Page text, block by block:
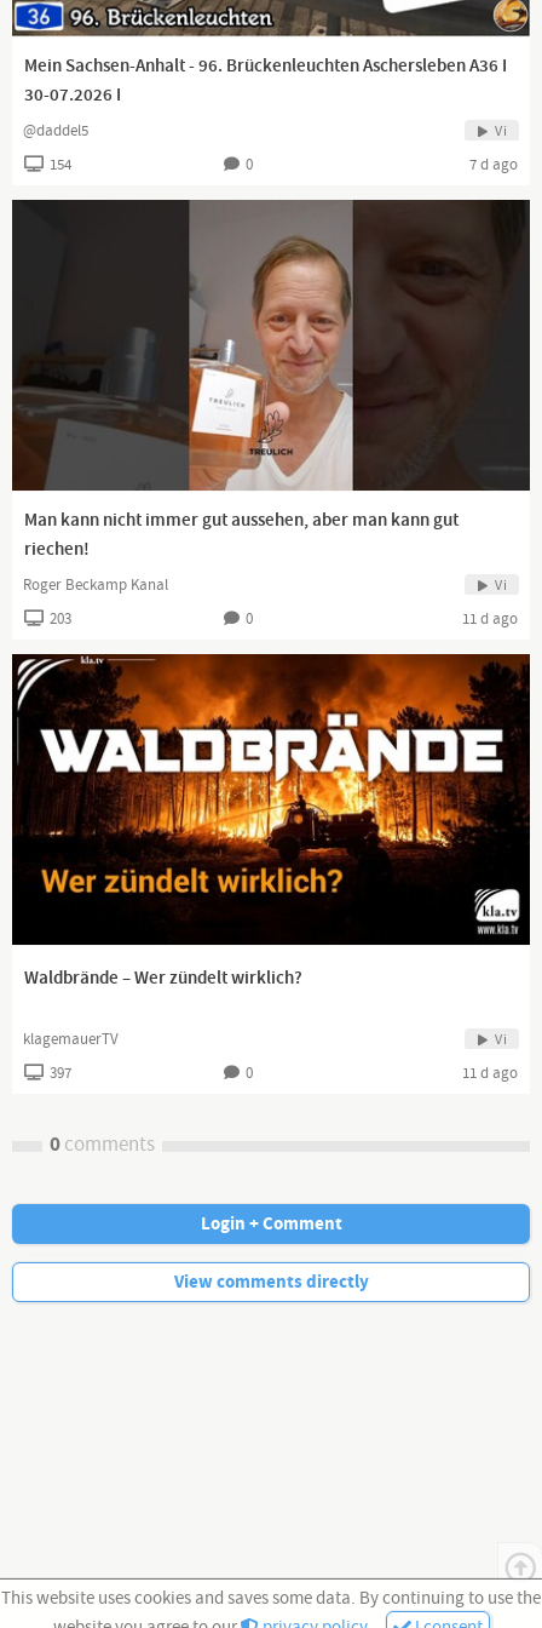
This website uses cookies and saves some data. By continuing to use the
Mein Sachsen-Anhalt - 96. Brückenleuchten Aschersleben A36 I
30-07.2026 I
@daddel5 Vi
154 0 7 d ago
Man kann nicht immer gut aussehen, aber man kann gut
riechen!
Roger Beckamp Kanal Vi
203 0 11 d ago
Waldbrände – Wer zündelt wirklich?
klagemauerTV Vi
397 0 11 d ago
0comments
No more comments.
Login + Comment
View comments directly